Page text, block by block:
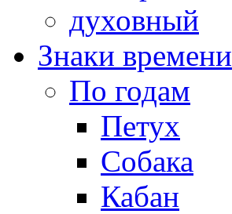
духовный
Знаки времени
По годам
Петух
Собака
Кабан